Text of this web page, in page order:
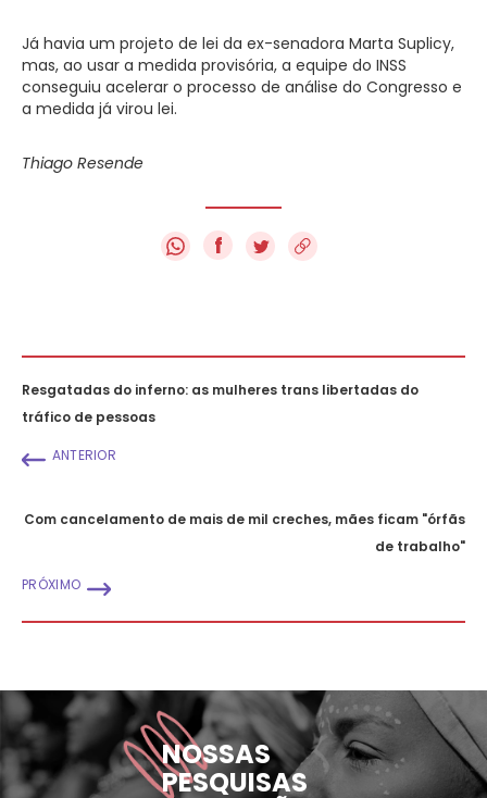
Já havia um projeto de lei da ex-senadora Marta Suplicy,
mas, ao usar a medida provisória, a equipe do INSS
conseguiu acelerar o processo de análise do Congresso e
a medida já virou lei.
Thiago Resende
f
Resgatadas do inferno: as mulheres trans libertadas do
tráfico de pessoas
ANTERIOR
Com cancelamento de mais de mil creches, mães ficam "órfãs
de trabalho"
PRÓXIMO
NOSSAS
PESQUISAS